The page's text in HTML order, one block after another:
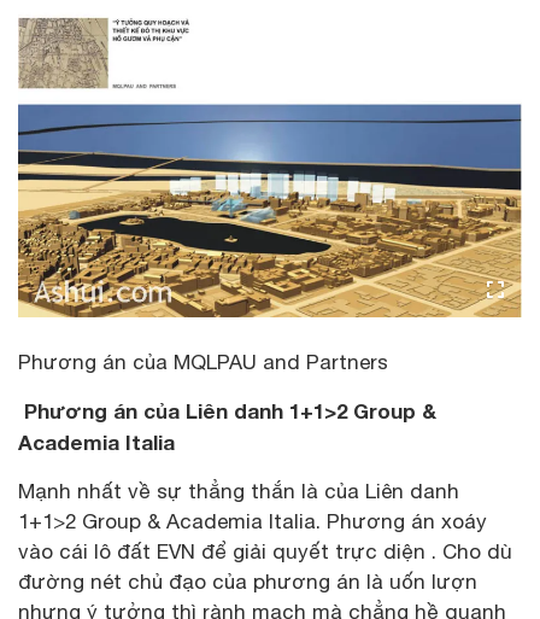
Phương án của MQLPAU and Partners
Phương án của Liên danh 1+1>2 Group &
Academia Italia
Mạnh nhất về sự thẳng thắn là của Liên danh
1+1>2 Group & Academia Italia. Phương án xoáy
vào cái lô đất EVN để giải quyết trực diện . Cho dù
đường nét chủ đạo của phương án là uốn lượn
nhưng ý tưởng thì rành mạch mà chẳng hề quanh